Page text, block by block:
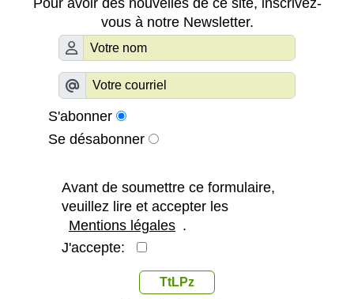
vous à notre Newsletter.
S'abonner
Se désabonner
Avant de soumettre ce formulaire,
veuillez lire et accepter les
Mentions légales .
J'accepte:
TtLPz